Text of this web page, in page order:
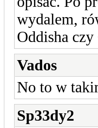
wydalem,
Oddisha
Vados
No to w
Sp33dy2